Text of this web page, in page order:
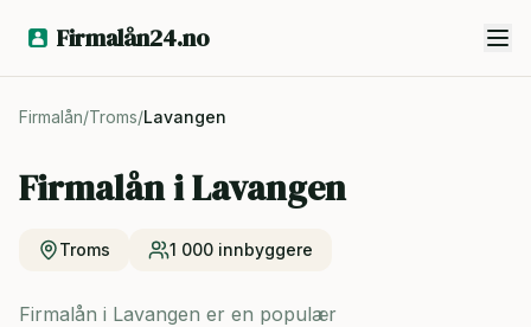
Firmalån24.no
Firmalån/Troms/Lavangen
Firmalån iLavangen
Troms 1 000 innbyggere
Firmalån i Lavangen er en populær